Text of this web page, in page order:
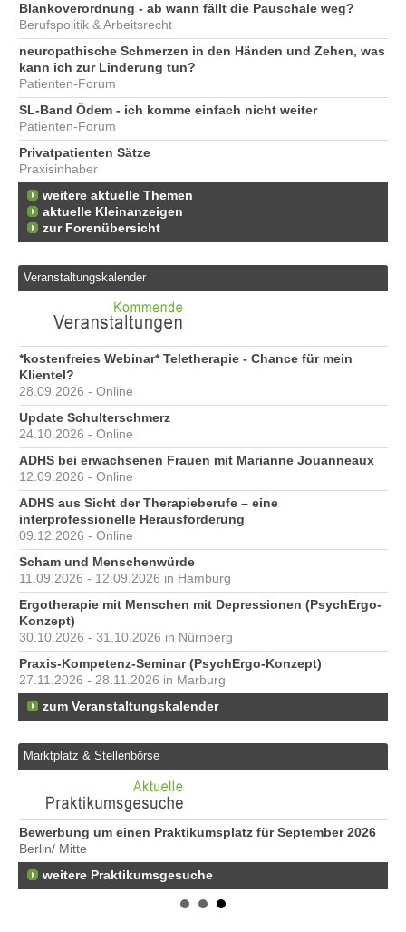
Blankoverordnung - ab wann fällt die Pauschale weg?
Berufspolitik & Arbeitsrecht
neuropathische Schmerzen in den Händen und Zehen, was
kann ich zur Linderung tun?
Patienten-Forum
SL-Band Ödem - ich komme einfach nicht weiter
Patienten-Forum
Privatpatienten Sätze
Praxisinhaber
weitere aktuelle Themen
aktuelle Kleinanzeigen
zur Forenübersicht
Veranstaltungskalender
*kostenfreies Webinar* Teletherapie - Chance für mein
Klientel?
28.09.2026 - Online
Update Schulterschmerz
24.10.2026 - Online
ADHS bei erwachsenen Frauen mit Marianne Jouanneaux
12.09.2026 - Online
ADHS aus Sicht der Therapieberufe – eine
interprofessionelle Herausforderung
09.12.2026 - Online
Scham und Menschenwürde
11.09.2026 - 12.09.2026 in Hamburg
Ergotherapie mit Menschen mit Depressionen (PsychErgo-
Konzept)
30.10.2026 - 31.10.2026 in Nürnberg
Praxis-Kompetenz-Seminar (PsychErgo-Konzept)
27.11.2026 - 28.11.2026 in Marburg
zum Veranstaltungskalender
Marktplatz & Stellenbörse
Bewerbung um einen Praktikumsplatz für September 2026
Berlin/ Mitte
weitere Praktikumsgesuche